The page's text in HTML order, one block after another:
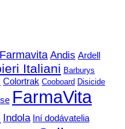
Andis Ardell
Italiani Barburys
Colortrak Cooboard Disicide
FarmaVita
Indola Iní dodávatelia